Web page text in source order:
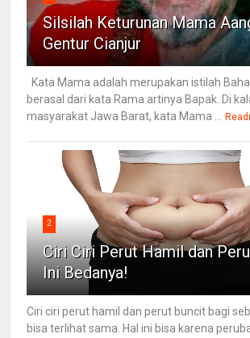
Silsilah Keturunan Mama
Gentur Cianjur
Kata Mama adalah merupakan istilah
berasal dari kata Rama artinya Bapak. Di
masyarakat Jawa Barat, kata Mama ...
2
Ciri Ciri Perut Hamil dan
Ini Bedanya!
Ciri ciri perut hamil dan perut buncit bagi
bisa terlihat sama. Hal ini bisa karena